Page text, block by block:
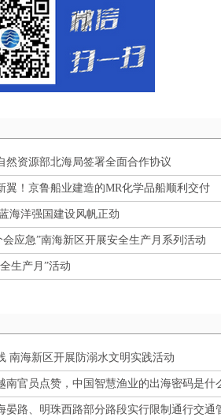
然资源部北海局签署全面合作协议
翼！京鲁船业建造的MR化学品船顺利交付
海洋强国建设风帆正劲
应急”南海新区开展安全生产月系列活动
生产月”活动
南海新区开展防溺水文明实践活动
南官员点赞，中国智慧渔业的出海密码是什
晏路、明珠西路部分路段实行限制通行交通